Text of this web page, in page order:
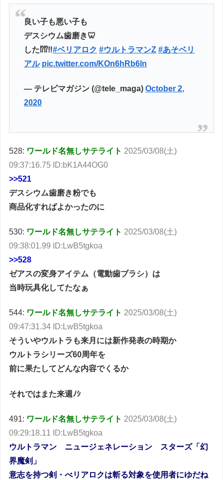
良い子も悪い子も
デスシウム歯磨き🦷
した⁉️⁉️‼️#ベリアロク #ウルトラマンZ #あそベリ
アル pic.twitter.com/KOn6hRb6ln
— テレビマガジン (@tele_maga)October 2,
2020
528: ワールド名無しサテライト 2025/03/08(土)
09:37:16.75 ID:bK1A44OG0
>>521
デスシウム歯磨き粉でも
商品化すればよかったのに
530: ワールド名無しサテライト 2025/03/08(土)
09:38:01.99 ID:LwB5tgkoa
>>528
ゼアスの変身アイテム（電動歯ブラシ）は
当時玩具化してたなぁ
544: ワールド名無しサテライト 2025/03/08(土)
09:47:31.34 ID:LwB5tgkoa
そういやウルトラも来月には新作発表の時期か
ウルトラシリーズ60周年を
前に果たしてどんな内容でくるか
それではまた来週ﾉｼ
491: ワールド名無しサテライト 2025/03/08(土)
09:29:18.11 ID:LwB5tgkoa
ウルトラマン ニュージェネレーション スターズ「幻
界魔剣」
意志を持つ剣・べリアロクは斬る対象を使用者にゆだね